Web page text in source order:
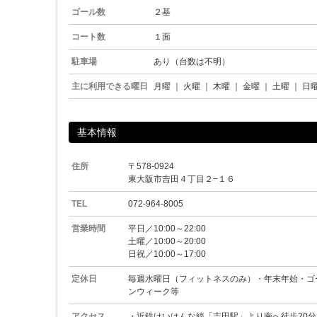
ゴール数 ２基
コート数 １面
駐車場 あり（台数は不明）
主に利用できる曜日 月曜 火曜 木曜 金曜 土曜 日
基本情報
住所
〒578-0924
東大阪市吉田４丁目２−１６
TEL 072-964-8005
営業時間
平日／10:00～22:00
土曜／10:00～20:00
日祝／10:00～17:00
定休日
毎週水曜日（フィットネスのみ）・年末年始・ゴ
ンウィーク等